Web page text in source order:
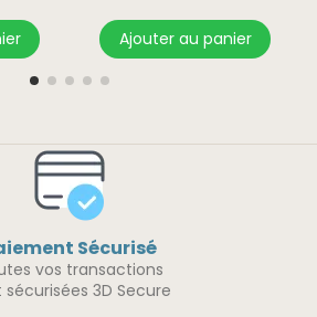
Ajouter au panier
Sécurisé
vos transactions
sécurisées 3D Secure